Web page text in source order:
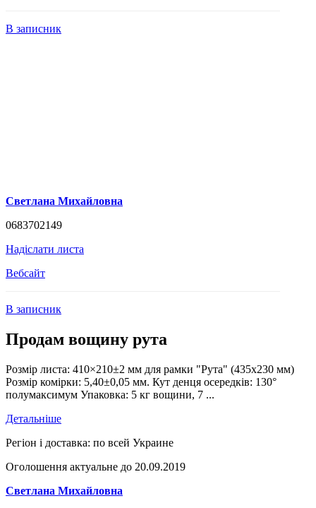
В записник
Светлана Михайловна
0683702149
Надіслати листа
Вебсайт
В записник
Продам вощину рута
Розмір листа: 410×210±2 мм для рамки "Рута" (435x230 мм)
Розмір комірки: 5,40±0,05 мм. Кут денця осередків: 130°
полумаксимум Упаковка: 5 кг вощини, 7 ...
Детальніше
Регіон і доставка: по всей Украине
Оголошення актуальне до 20.09.2019
Светлана Михайловна